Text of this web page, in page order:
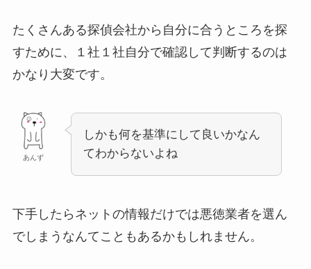
たくさんある探偵会社から自分に合うところを探
すために、１社１社自分で確認して判断するのは
かなり大変です。
あんず
しかも何を基準にして良いかなん
てわからないよね
下手したらネットの情報だけでは悪徳業者を選ん
でしまうなんてこともあるかもしれません。